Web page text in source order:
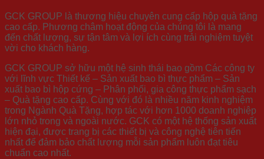
GCK GROUP là thương hiệu chuyên cung cấp hộp quà tặng
cao cấp. Phương châm hoạt động của chúng tôi là mang
đến chất lượng, sự tận tâm và lợi ích cùng trải nghiệm tuyệt
vời cho khách hàng.
GCK GROUP sở hữu một hệ sinh thái bao gồm Các công ty
với lĩnh vực Thiết kế – Sản xuất bao bì thực phẩm – Sản
xuất bao bì hộp cứng – Phân phối, gia công thực phẩm sạch
– Quà tặng cao cấp. Cùng với đó là nhiều năm kinh nghiệm
trong Ngành Quà Tặng, hợp tác với hơn 1000 doanh nghiệp
lớn nhỏ trong và ngoài nước. GCK có một hệ thống sản xuất
hiện đại, được trang bị các thiết bị và công nghệ tiên tiến
nhất để đảm bảo chất lượng mỗi sản phẩm luôn đạt tiêu
chuẩn cao nhất.